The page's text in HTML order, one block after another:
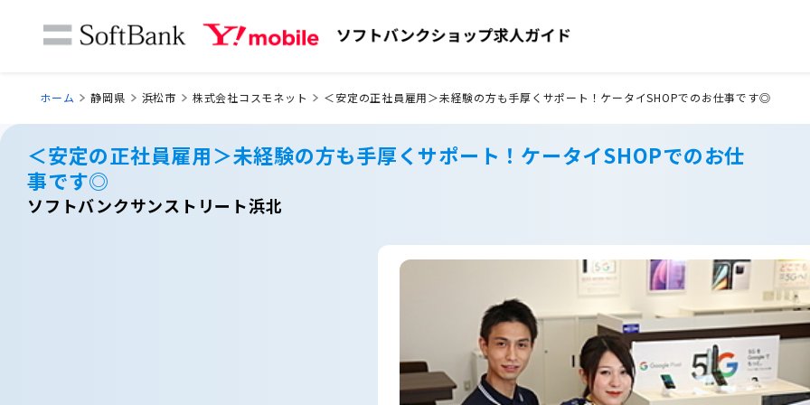
ホーム 静岡県 浜松市 株式会社コスモネット ＜安定の正社員雇用＞未経験の方も手厚くサポート！ケータイSHOPでのお仕事です◎
＜安定の正社員雇用＞未経験の方も手厚くサポート！ケータイSHOPでのお仕
事です◎
ソフトバンクサンストリート浜北